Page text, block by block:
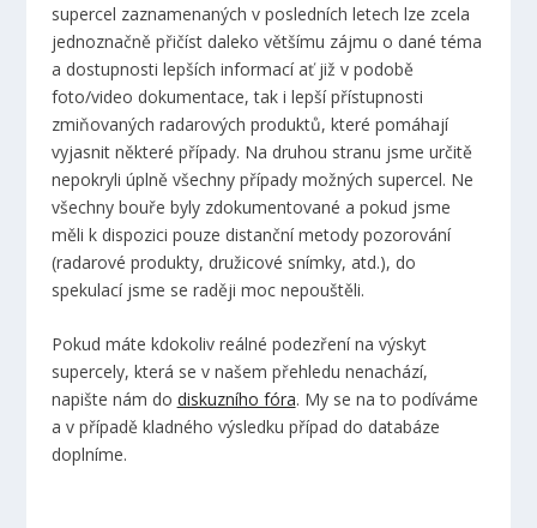
supercel zaznamenaných v posledních letech lze zcela
jednoznačně přičíst daleko většímu zájmu o dané téma
a dostupnosti lepších informací ať již v podobě
foto/video dokumentace, tak i lepší přístupnosti
zmiňovaných radarových produktů, které pomáhají
vyjasnit některé případy. Na druhou stranu jsme určitě
nepokryli úplně všechny případy možných supercel. Ne
všechny bouře byly zdokumentované a pokud jsme
měli k dispozici pouze distanční metody pozorování
(radarové produkty, družicové snímky, atd.), do
spekulací jsme se raději moc nepouštěli.
Pokud máte kdokoliv reálné podezření na výskyt
supercely, která se v našem přehledu nenachází,
napište nám do diskuzního fóra. My se na to podíváme
a v případě kladného výsledku případ do databáze
doplníme.